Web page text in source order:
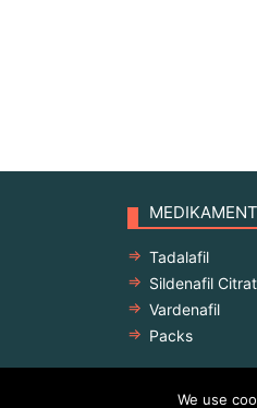
Tadalafil
Sildenafil
Vardenafil
Packs
We use